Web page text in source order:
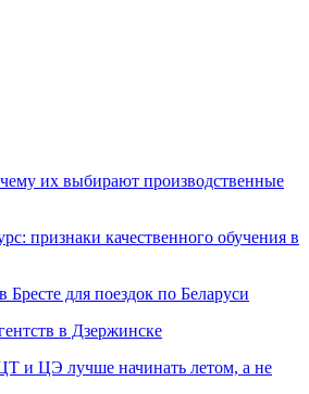
их выбирают производственные
признаки качественного обучения в
для поездок по Беларуси
в Дзержинске
и ЦЭ лучше начинать летом, а не